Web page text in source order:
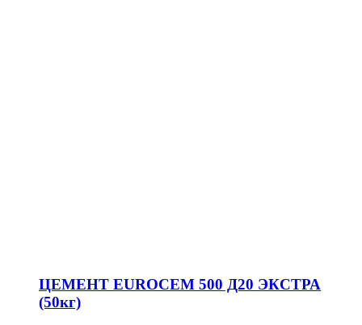
ЦЕМЕНТ EUROCEM 500 Д20 ЭКСТРА
(50кг)